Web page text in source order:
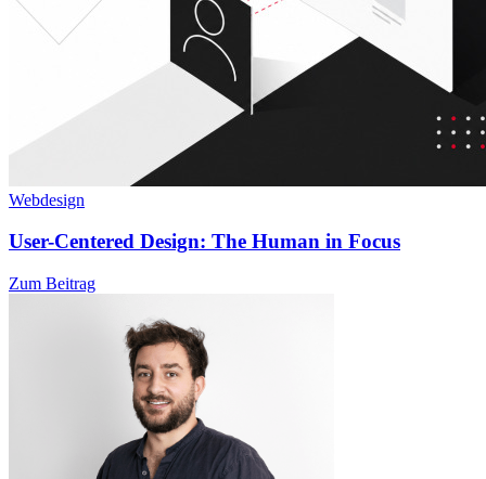
Webdesign
User-Centered Design: The Human in Focus
Zum Beitrag